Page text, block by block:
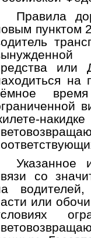
Правила
пунктом
или
на
со
или